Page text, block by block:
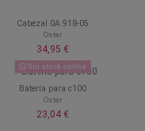
Cabezal 0A 918-05
Oster
34,95 €
Sin stock online
Batería para c100
Oster
23,04 €